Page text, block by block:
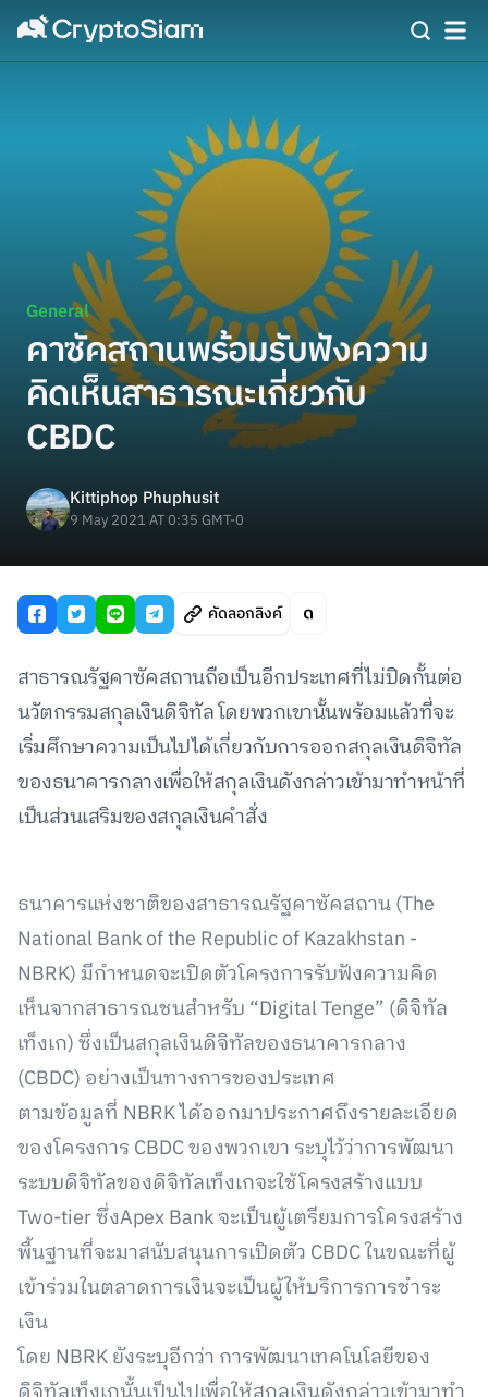
General
คาซัคสถานพร้อมรับฟังความ
คิดเห็นสาธารณะเกี่ยวกับ
CBDC
Kittiphop Phuphusit
9 May 2021 AT 0:35 GMT-0
คัดลอกลิงค์
สาธารณรัฐคาซัคสถานถือเป็นอีกประเทศที่ไม่ปิดกั้นต่อ
นวัตกรรมสกุลเงินดิจิทัล โดยพวกเขานั้นพร้อมแล้วที่จะ
เริ่มศึกษาความเป็นไปได้เกี่ยวกับการออกสกุลเงินดิจิทัล
ของธนาคารกลางเพื่อให้สกุลเงินดังกล่าวเข้ามาทำหน้าที่
เป็นส่วนเสริมของสกุลเงินคำสั่ง
ธนาคารแห่งชาติของสาธารณรัฐคาซัคสถาน (The
National Bank of the Republic of Kazakhstan -
NBRK) มีกำหนดจะเปิดตัวโครงการรับฟังความคิด
เห็นจากสาธารณชนสำหรับ “Digital Tenge” (ดิจิทัล
เท็งเก) ซึ่งเป็นสกุลเงินดิจิทัลของธนาคารกลาง
(CBDC) อย่างเป็นทางการของประเทศ
ตามข้อมูลที่ NBRK ได้ออกมาประกาศถึงรายละเอียด
ของโครงการ CBDC ของพวกเขา ระบุไว้ว่าการพัฒนา
ระบบดิจิทัลของดิจิทัลเท็งเกจะใช้โครงสร้างแบบ
Two-tier ซึ่งApex Bank จะเป็นผู้เตรียมการโครงสร้าง
พื้นฐานที่จะมาสนับสนุนการเปิดตัว CBDC ในขณะที่ผู้
เข้าร่วมในตลาดการเงินจะเป็นผู้ให้บริการการชำระ
เงิน
โดย NBRK ยังระบุอีกว่า การพัฒนาเทคโนโลยีของ